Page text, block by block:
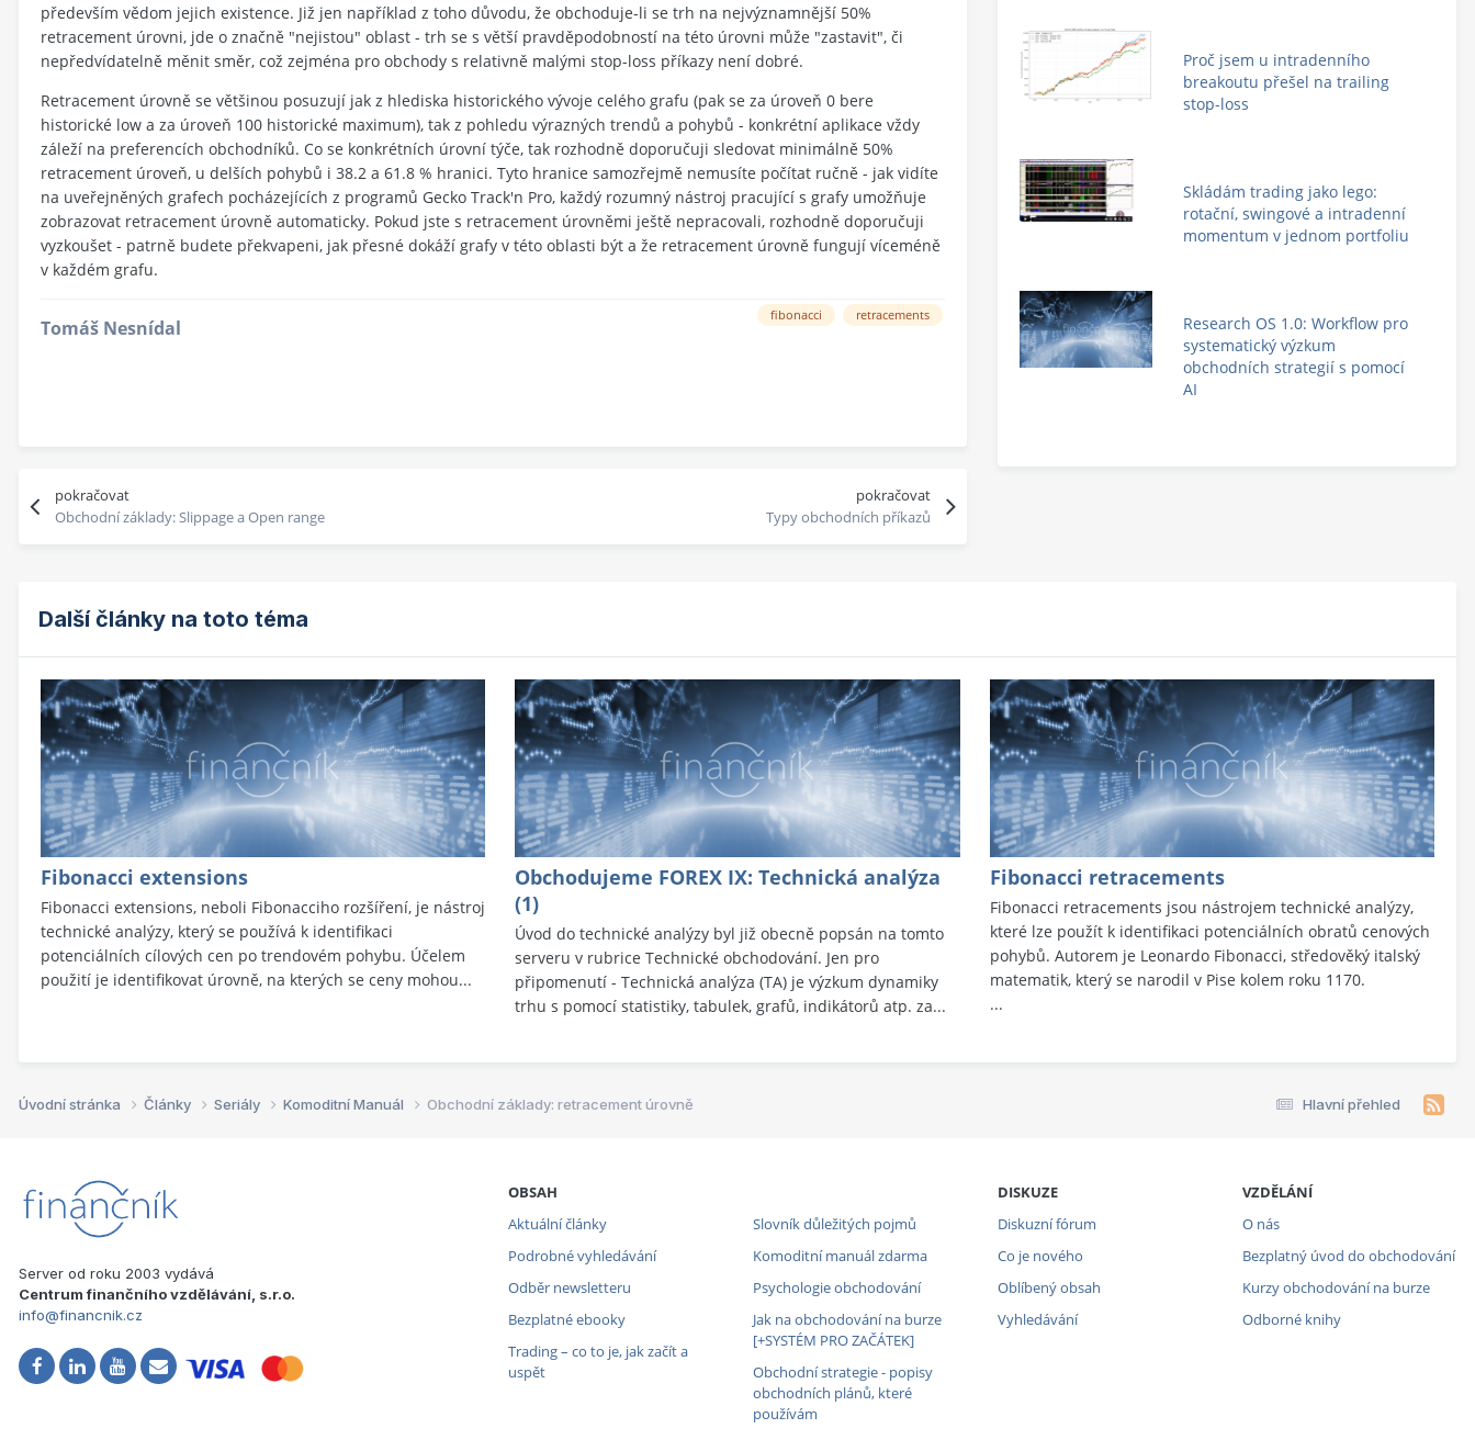
především vědom jejich existence. Již jen například z toho důvodu, že obchoduje-li se trh na nejvýznamnější 50%
retracement úrovni, jde o značně "nejistou" oblast - trh se s větší pravděpodobností na této úrovni může "zastavit", či
nepředvídatelně měnit směr, což zejména pro obchody s relativně malými stop-loss příkazy není dobré.
Retracement úrovně se většinou posuzují jak z hlediska historického vývoje celého grafu (pak se za úroveň 0 bere
historické low a za úroveň 100 historické maximum), tak z pohledu výrazných trendů a pohybů - konkrétní aplikace vždy
záleží na preferencích obchodníků. Co se konkrétních úrovní týče, tak rozhodně doporučuji sledovat minimálně 50%
retracement úroveň, u delších pohybů i 38.2 a 61.8 % hranici. Tyto hranice samozřejmě nemusíte počítat ručně - jak vidíte
na uveřejněných grafech pocházejících z programů Gecko Track'n Pro, každý rozumný nástroj pracující s grafy umožňuje
zobrazovat retracement úrovně automaticky. Pokud jste s retracement úrovněmi ještě nepracovali, rozhodně doporučuji
vyzkoušet - patrně budete překvapeni, jak přesné dokáží grafy v této oblasti být a že retracement úrovně fungují víceméně
v každém grafu.
fibonacci retracements
Tomáš Nesnídal
pokračovat
Obchodní základy: Slippage a Open range
pokračovat
Typy obchodních příkazů
Proč jsem u intradenního
breakoutu přešel na trailing
stop-loss
Skládám trading jako lego:
rotační, swingové a intradenní
momentum v jednom portfoliu
Research OS 1.0: Workflow pro
systematický výzkum
obchodních strategií s pomocí
AI
Další články na toto téma
Fibonacci extensions
Fibonacci extensions, neboli Fibonacciho rozšíření, je nástroj
technické analýzy, který se používá k identifikaci
potenciálních cílových cen po trendovém pohybu. Účelem
použití je identifikovat úrovně, na kterých se ceny mohou...
Obchodujeme FOREX IX: Technická analýza
(1)
Úvod do technické analýzy byl již obecně popsán na tomto
serveru v rubrice Technické obchodování. Jen pro
připomenutí - Technická analýza (TA) je výzkum dynamiky
trhu s pomocí statistiky, tabulek, grafů, indikátorů atp. za...
Fibonacci retracements
Fibonacci retracements jsou nástrojem technické analýzy,
které lze použít k identifikaci potenciálních obratů cenových
pohybů. Autorem je Leonardo Fibonacci, středověký italský
matematik, který se narodil v Pise kolem roku 1170.
...
Hlavní přehled
Úvodní stránka Články Seriály Komoditní Manuál Obchodní základy: retracement úrovně
Server od roku 2003 vydává
Centrum finančního vzdělávání, s.r.o.
info@financnik.cz
OBSAH
Aktuální články
Podrobné vyhledávání
Odběr newsletteru
Bezplatné ebooky
Trading – co to je, jak začít a
uspět
Slovník důležitých pojmů
Komoditní manuál zdarma
Psychologie obchodování
Jak na obchodování na burze
[+SYSTÉM PRO ZAČÁTEK]
Obchodní strategie - popisy
obchodních plánů, které
používám
DISKUZE
Diskuzní fórum
Co je nového
Oblíbený obsah
Vyhledávání
VZDĚLÁNÍ
O nás
Bezplatný úvod do obchodování
Kurzy obchodování na burze
Odborné knihy